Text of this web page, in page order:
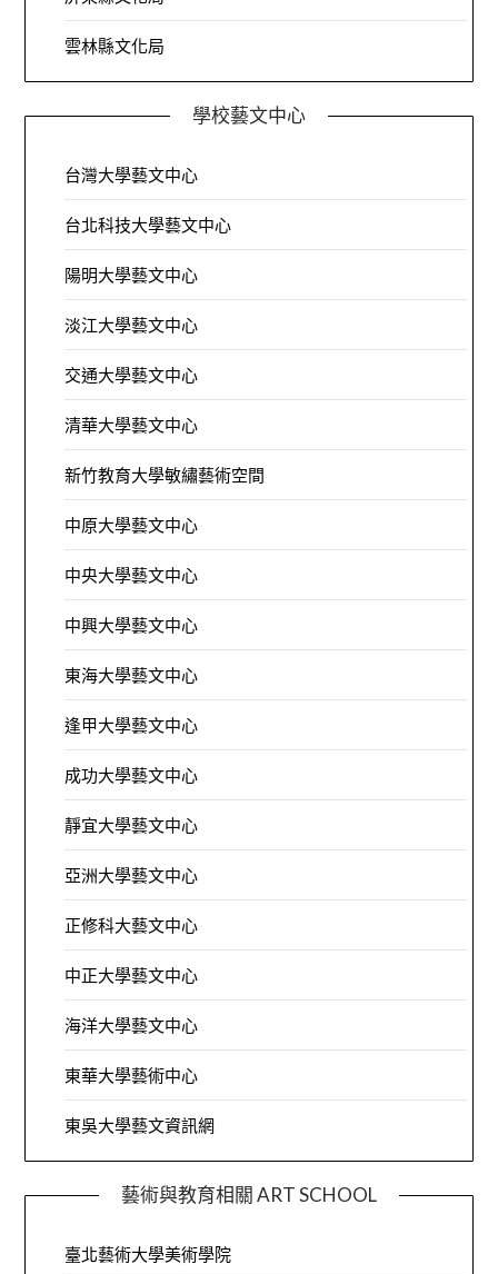
雲林縣文化局
學校藝文中心
台灣大學藝文中心
台北科技大學藝文中心
陽明大學藝文中心
淡江大學藝文中心
交通大學藝文中心
清華大學藝文中心
新竹教育大學敏繡藝術空間
中原大學藝文中心
中央大學藝文中心
中興大學藝文中心
東海大學藝文中心
逢甲大學藝文中心
成功大學藝文中心
靜宜大學藝文中心
亞洲大學藝文中心
正修科大藝文中心
中正大學藝文中心
海洋大學藝文中心
東華大學藝術中心
東吳大學藝文資訊網
藝術與教育相關 ART SCHOOL
臺北藝術大學美術學院